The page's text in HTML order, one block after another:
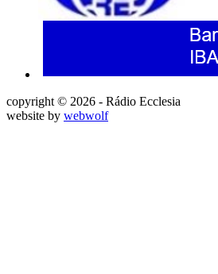
copyright © 2026 - Rádio Ecclesia
website by webwolf